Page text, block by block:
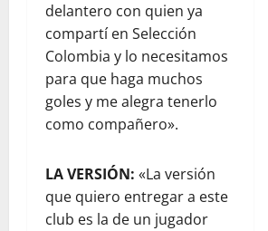
delantero con quien ya
compartí en Selección
Colombia y lo necesitamos
para que haga muchos
goles y me alegra tenerlo
como compañero».
LA VERSIÓN: «La versión
que quiero entregar a este
club es la de un jugador